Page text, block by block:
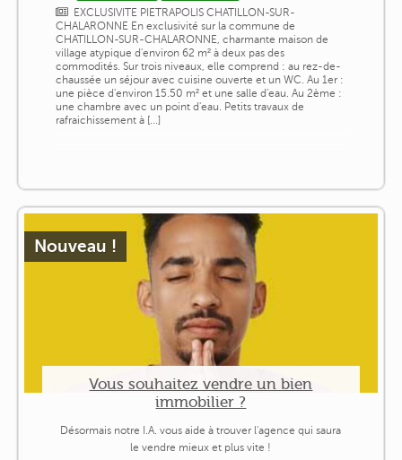
EXCLUSIVITE PIETRAPOLIS CHATILLON-SUR-
CHALARONNE En exclusivité sur la commune de
CHATILLON-SUR-CHALARONNE, charmante maison de
village atypique d'environ 62 m² à deux pas des
commodités. Sur trois niveaux, elle comprend : au rez-de-
chaussée un séjour avec cuisine ouverte et un WC. Au 1er :
une pièce d'environ 15.50 m² et une salle d'eau. Au 2ème :
une chambre avec un point d'eau. Petits travaux de
rafraichissement à [...]
Nouveau !
Vous souhaitez vendre un bien
immobilier ?
Désormais notre I.A. vous aide à trouver l'agence qui saura
le vendre mieux et plus vite !